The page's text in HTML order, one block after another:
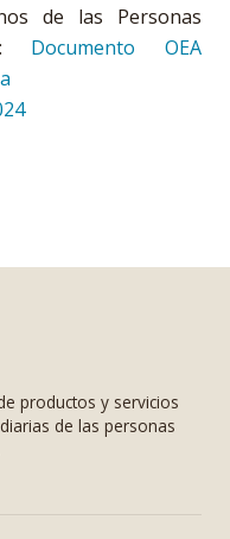
de las Personas
Documento OEA
productos y servicios
de las personas